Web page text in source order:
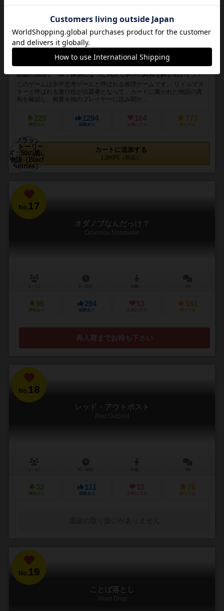
Black Stories
20分前後 12歳～
話題の推理ゲーム！探偵になった気分で事件の真相を解き明かそう！
このゲームは水平思考ゲームと呼ばれる推理ゲームです。 リドルマス
ターと呼ばれる進行役が出題者となって、カードに書かれた物語の真
相を確認し、概要を他のプレイヤーに読み聞か...
220
興味あり
1294
経験あり
164
お気に入り
773
持ってる
カートに追加する
1,980円（税込）
No.17
オダノブなんだっけ？
Odanobu Nandakke
95
興味あり
294
経験あり
53
お気に入り
181
持ってる
再入荷までお待ち下さい
No.18
レッド・アウトポスト
Red Outpost
32
興味あり
111
経験あり
12
お気に入り
76
持ってる
No.19
ことば落とし
Word Drop